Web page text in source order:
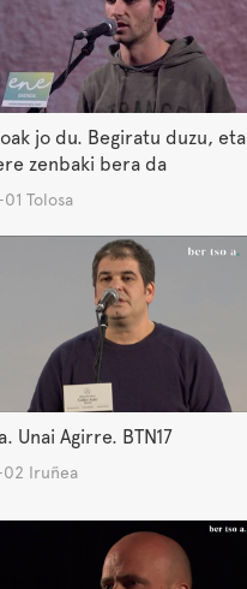
jo du. Begiratu duzu, eta
zenbaki bera da
Tolosa
Unai Agirre. BTN17
02 Iruñea